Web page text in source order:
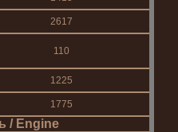
2617
110
1225
1775
/ Engine